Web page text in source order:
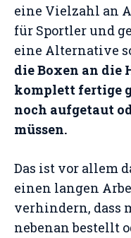
eine Vielzahl an
für Sportler und
eine Alternative
die Boxen an die
komplett fertige
noch aufgetaut
müssen.
Das ist vor allem
einen langen
verhindern, dass
nebenan bestellt